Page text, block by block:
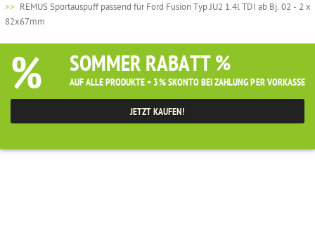
REMUS Sportauspuff passend für Ford Fusion Typ JU2 1.4l TDI ab Bj. 02 - 2 x
82x67mm
% SOMMER RABATT %
AUF ALLE PRODUKTE + 3% SKONTO BEI ZAHLUNG PER VORKASSE
JETZT KAUFEN!